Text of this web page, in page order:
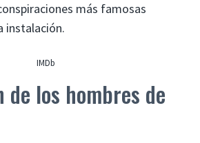
más famosas
instalación.
IMDb
de los hombres de